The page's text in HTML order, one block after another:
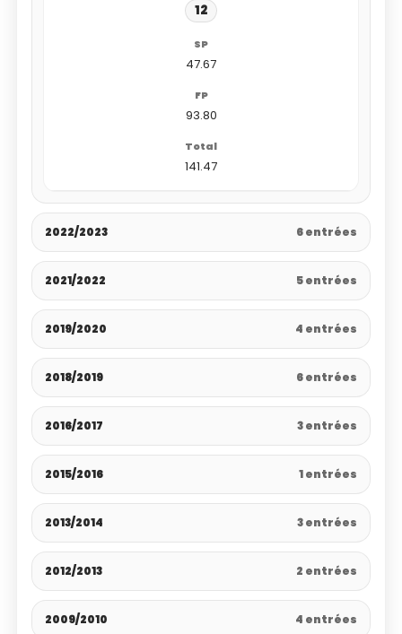
12
47.67
93.80
141.47
2022/2023 6 entrées
2021/2022 5 entrées
2019/2020 4 entrées
2018/2019 6 entrées
2016/2017 3 entrées
2015/2016 1 entrées
2013/2014 3 entrées
2012/2013 2 entrées
2009/2010 4 entrées